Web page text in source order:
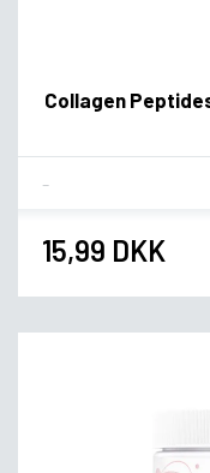
Collagen
15,99 DKK